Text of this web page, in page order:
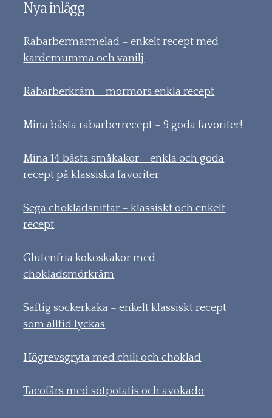
Nya inlägg
Rabarbermarmelad – enkelt recept med
kardemumma och vanilj
Rabarberkräm – mormors enkla recept
Mina bästa rabarberrecept – 9 goda favoriter!
Mina 14 bästa småkakor – enkla och goda
recept på klassiska favoriter
Sega chokladsnittar – klassiskt och enkelt
recept
Glutenfria kokoskakor med
chokladsmörkräm
Saftig sockerkaka – enkelt klassiskt recept
som alltid lyckas
Högrevsgryta med chili och choklad
Tacofärs med sötpotatis och avokado